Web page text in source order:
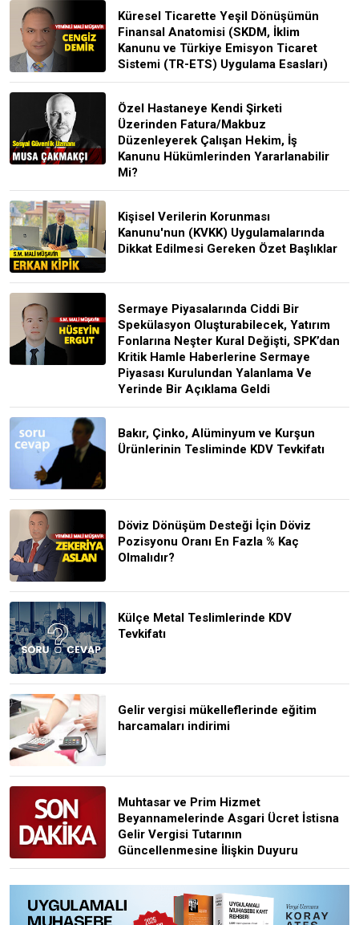
Küresel Ticarette Yeşil Dönüşümün
Finansal Anatomisi (SKDM, İklim
Kanunu ve Türkiye Emisyon Ticaret
Sistemi (TR-ETS) Uygulama Esasları)
Özel Hastaneye Kendi Şirketi
Üzerinden Fatura/Makbuz
Düzenleyerek Çalışan Hekim, İş
Kanunu Hükümlerinden Yararlanabilir
Mi?
Kişisel Verilerin Korunması
Kanunu'nun (KVKK) Uygulamalarında
Dikkat Edilmesi Gereken Özet Başlıklar
Sermaye Piyasalarında Ciddi Bir
Spekülasyon Oluşturabilecek, Yatırım
Fonlarına Neşter Kural Değişti, SPK’dan
Kritik Hamle Haberlerine Sermaye
Piyasası Kurulundan Yalanlama Ve
Yerinde Bir Açıklama Geldi
Bakır, Çinko, Alüminyum ve Kurşun
Ürünlerinin Tesliminde KDV Tevkifatı
Döviz Dönüşüm Desteği İçin Döviz
Pozisyonu Oranı En Fazla % Kaç
Olmalıdır?
Külçe Metal Teslimlerinde KDV
Tevkifatı
Gelir vergisi mükelleflerinde eğitim
harcamaları indirimi
Muhtasar ve Prim Hizmet
Beyannamelerinde Asgari Ücret İstisna
Gelir Vergisi Tutarının
Güncellenmesine İlişkin Duyuru